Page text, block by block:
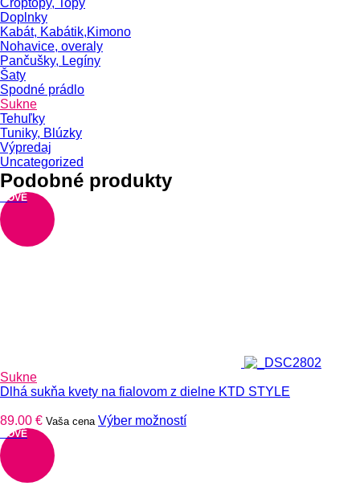
Doplnky
Kabát, Kabátik,Kimono
Nohavice, overaly
Pančušky, Legíny
Šaty
Spodné prádlo
Sukne
Tehuľky
Tuniky, Blúzky
Výpredaj
Uncategorized
Podobné produkty
NOVÉ
Sukne
Dlhá sukňa kvety na fialovom z dielne KTD STYLE
89.00 € Vaša cena Výber možnostíTento
NOVÉ